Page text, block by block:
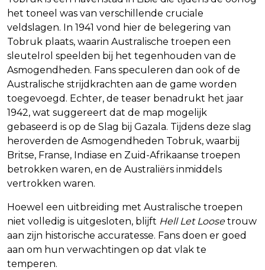
het toneel was van verschillende cruciale
veldslagen. In 1941 vond hier de belegering van
Tobruk plaats, waarin Australische troepen een
sleutelrol speelden bij het tegenhouden van de
Asmogendheden. Fans speculeren dan ook of de
Australische strijdkrachten aan de game worden
toegevoegd. Echter, de teaser benadrukt het jaar
1942, wat suggereert dat de map mogelijk
gebaseerd is op de Slag bij Gazala. Tijdens deze slag
heroverden de Asmogendheden Tobruk, waarbij
Britse, Franse, Indiase en Zuid-Afrikaanse troepen
betrokken waren, en de Australiërs inmiddels
vertrokken waren.
Hoewel een uitbreiding met Australische troepen
niet volledig is uitgesloten, blijft Hell Let Loosetrouw
aan zijn historische accuratesse. Fans doen er goed
aan om hun verwachtingen op dat vlak te
temperen.